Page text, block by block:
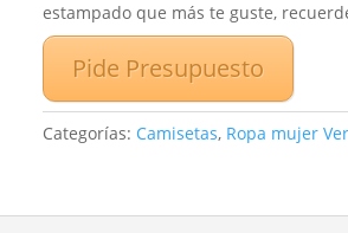
estampado que más te guste,
Pide Presupuesto
Categorías: Camisetas, Ropa mujer